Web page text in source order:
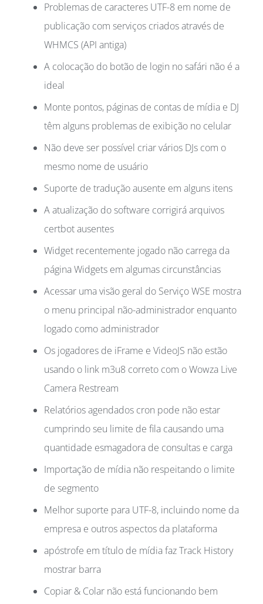
Problemas de caracteres UTF-8 em nome de
publicação com serviços criados através de
WHMCS (API antiga)
A colocação do botão de login no safári não é a
ideal
Monte pontos, páginas de contas de mídia e DJ
têm alguns problemas de exibição no celular
Não deve ser possível criar vários DJs com o
mesmo nome de usuário
Suporte de tradução ausente em alguns itens
A atualização do software corrigirá arquivos
certbot ausentes
Widget recentemente jogado não carrega da
página Widgets em algumas circunstâncias
Acessar uma visão geral do Serviço WSE mostra
o menu principal não-administrador enquanto
logado como administrador
Os jogadores de iFrame e VideoJS não estão
usando o link m3u8 correto com o Wowza Live
Camera Restream
Relatórios agendados cron pode não estar
cumprindo seu limite de fila causando uma
quantidade esmagadora de consultas e carga
Importação de mídia não respeitando o limite
de segmento
Melhor suporte para UTF-8, incluindo nome da
empresa e outros aspectos da plataforma
apóstrofe em título de mídia faz Track History
mostrar barra
Copiar & Colar não está funcionando bem